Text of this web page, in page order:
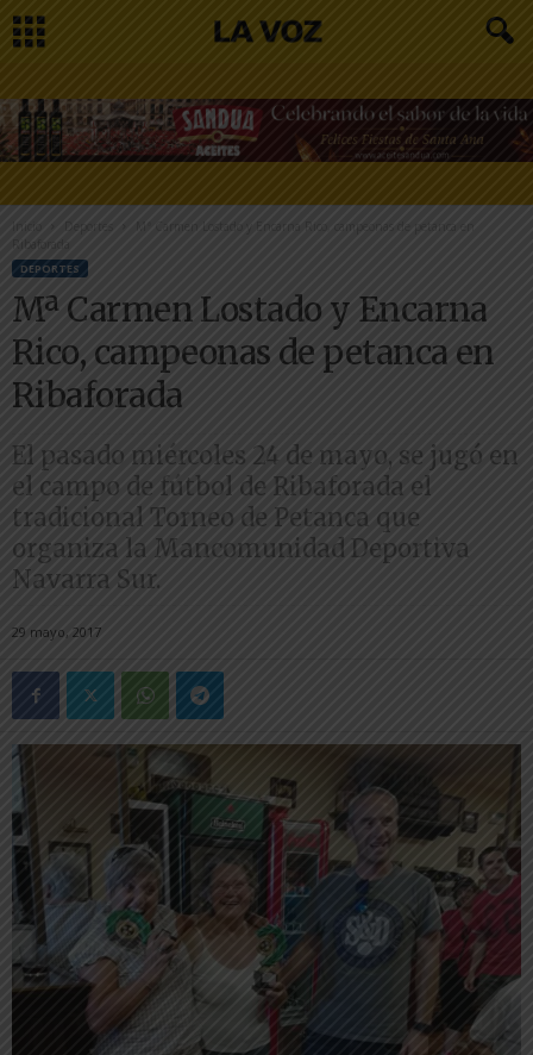
Inicio
Mª Carmen Lostado y Encarna Rico, campeonas de petanca en
Ribaforada
DEPORTES
Mª Carmen Lostado y Encarna
Rico, campeonas de petanca en
Ribaforada
El pasado miércoles 24 de mayo, se jugó en
el campo de fútbol de Ribaforada el
tradicional Torneo de Petanca que
organiza la Mancomunidad Deportiva
Navarra Sur.
29 mayo, 2017